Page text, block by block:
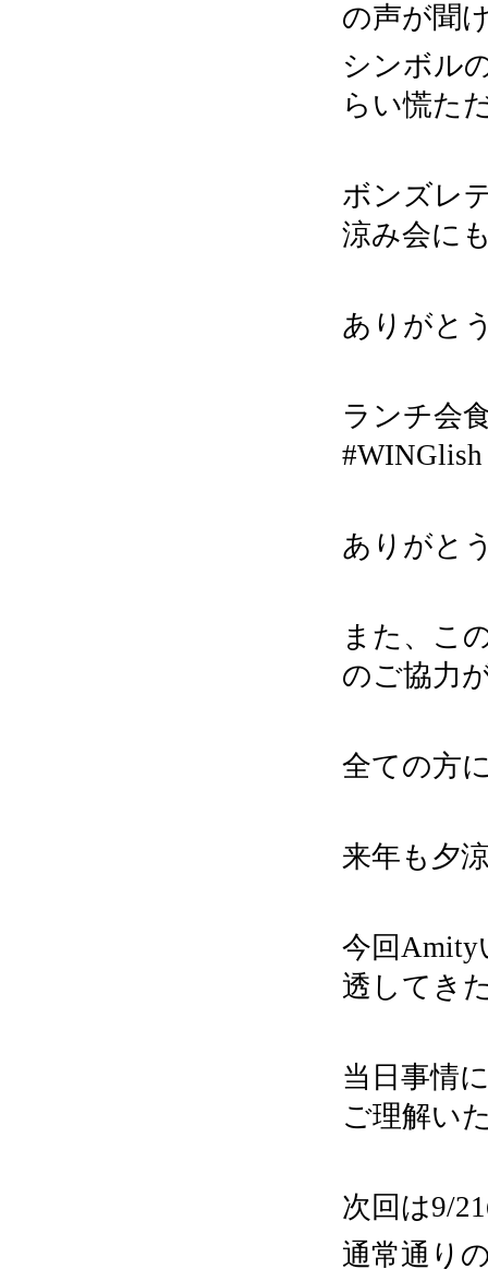
の声が聞
シンボル
らい慌た
ボンズレ
涼み会に
ありがと
ランチ会
ありがと
また、こ
のご協力
全ての方
来年も夕
今回Amity
透してき
当日事情
ご理解い
次回は9/
通常通り